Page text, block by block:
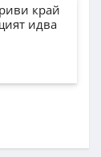
край
идва